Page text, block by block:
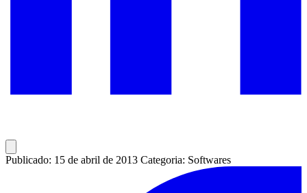
Publicado: 15 de abril de 2013 Categoria: Softwares